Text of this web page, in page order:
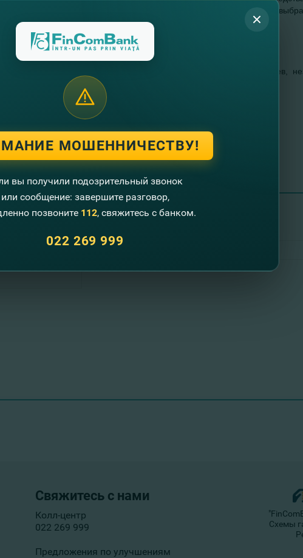
автогражданской ответственности. По этой причине лучше
от количества человек, пострадавших во время аварии.
телесных повреждений или смерти, но не более 700.000 леев,
Свяжитесь с нами
Колл-центр
022 269 999
Предложения по улучшениям
Схемы
МОШЕННИЧЕСТВУ!
вы получили подозрительный звонок
или сообщение: завершите разговор,
позвоните 112, свяжитесь с банком.
022 269 999